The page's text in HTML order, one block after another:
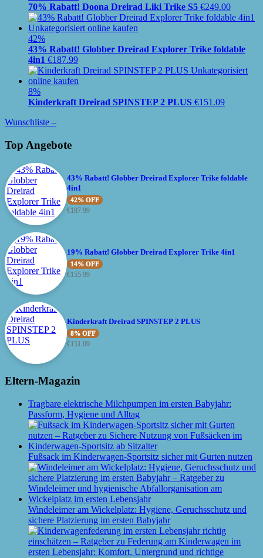
70% Rabatt! Doona Dreirad Liki Trike S5 €249.00
42%
43% Rabatt! Globber Dreirad Explorer Trike foldable
4in1 €187.99
8%
Kinderkraft Dreirad SPINSTEP 2 PLUS €151.09
Wunschliste –
Top Angebote
43% Rabatt! Globber Dreirad Explorer Trike foldable
4in1
42% OFF
€187.99
19% Rabatt! Globber Dreirad Explorer Trike 4in1
14% OFF
€155.99
Kinderkraft Dreirad SPINSTEP 2 PLUS
8% OFF
€151.09
Eltern-Magazin
Tragbare elektrische Milchpumpen im ersten Babyjahr:
Passform, Hygiene und Alltag
Fußsack im Kinderwagen-Sportsitz sicher mit Gurten nutzen
Windeleimer am Wickelplatz: Hygiene, Geruchsschutz und
sichere Platzierung im ersten Babyjahr